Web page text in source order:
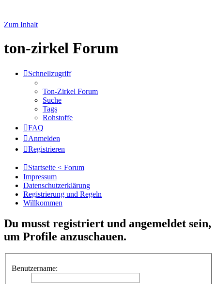
Zum Inhalt
ton-zirkel Forum
Schnellzugriff
Ton-Zirkel Forum
Suche
Tags
Rohstoffe
FAQ
Anmelden
Registrieren
Startseite < Forum
Impressum
Datenschutzerklärung
Registrierung und Regeln
Willkommen
Du musst registriert und angemeldet sein,
um Profile anzuschauen.
Benutzername: